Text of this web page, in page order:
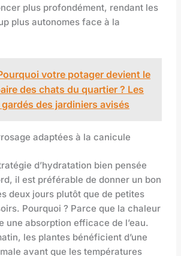
plus profondément, rendant les
plus autonomes face à la
votre potager devient le
des chats du quartier ? Les
des jardiniers avisés
adaptées à la canicule
d’hydratation bien pensée
il est préférable de donner un bon
deux jours plutôt que de petites
Pourquoi ? Parce que la chaleur
une absorption efficace de l’eau.
les plantes bénéficient d’une
avant que les températures